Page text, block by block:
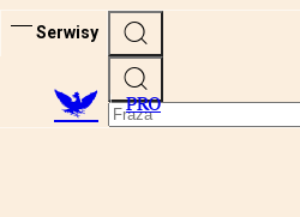
Serwisy
PRO